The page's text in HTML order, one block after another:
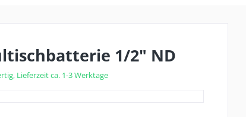
1/2" ND
Lieferzeit ca. 1-3 Werktage